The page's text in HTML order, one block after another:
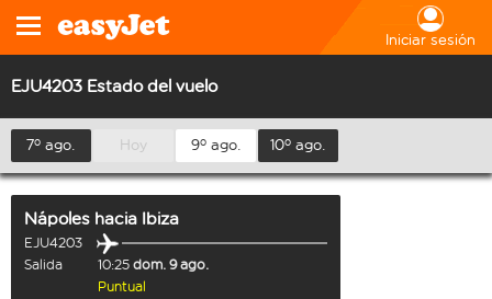
Iniciar sesión
EJU4203 Estado del vuelo
7º ago. Hoy 9º ago. 10º ago.
Nápoles hacia Ibiza
EJU4203
Salida
10:25 dom. 9 ago.
Puntual